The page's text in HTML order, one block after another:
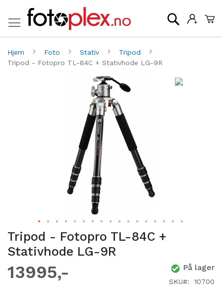
Søk
Hjem Foto Stativ
Tripod
Tripod - Fotopro TL-84C + Stativhode LG-9R
Tripod - Fotopro TL-84C +
Stativhode LG-9R
13995 På lager
SKU 10700